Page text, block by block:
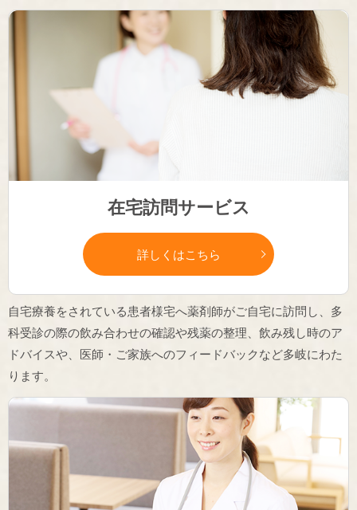
在宅訪問サービス
詳しくはこちら
自宅療養をされている患者様宅へ薬剤師がご自宅に訪問し、多
科受診の際の飲み合わせの確認や残薬の整理、飲み残し時のア
ドバイスや、医師・ご家族へのフィードバックなど多岐にわた
ります。